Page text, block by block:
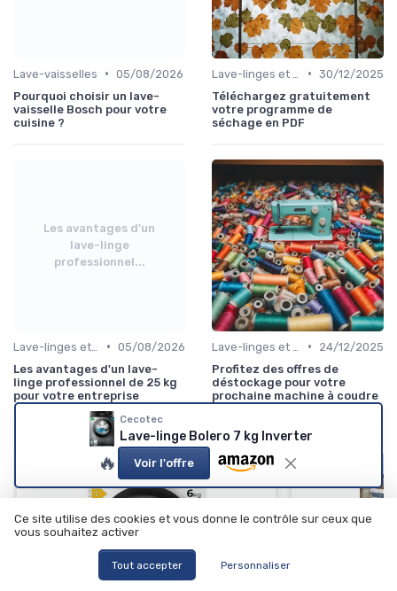
Lave-vaisselles • 05/08/2026
Pourquoi choisir un lave-
vaisselle Bosch pour votre
cuisine ?
• 30/12/2025
Téléchargez gratuitement
votre programme de
séchage en PDF
Les avantages d'un
lave-linge
professionnel...
• 05/08/2026
Les avantages d'un lave-
linge professionnel de 25 kg
pour votre entreprise
•
24/12/2025
Profitez des offres de
déstockage pour votre
prochaine machine à coudre
Cecotec
Lave-linge Bolero 7 kg Inverter
🔥 Voir l'offre
Ce site utilise des cookies et vous donne le contrôle sur ceux que
vous souhaitez activer
Tout accepter Personnaliser